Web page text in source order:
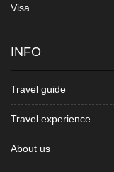
Visa
INFO
Travel guide
Travel experience
About us